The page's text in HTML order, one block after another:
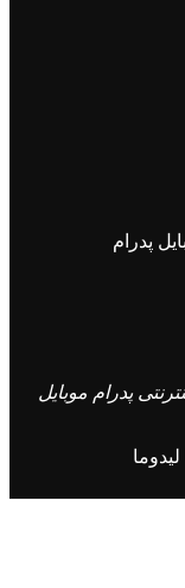
پدرام موبایل
لیدوما